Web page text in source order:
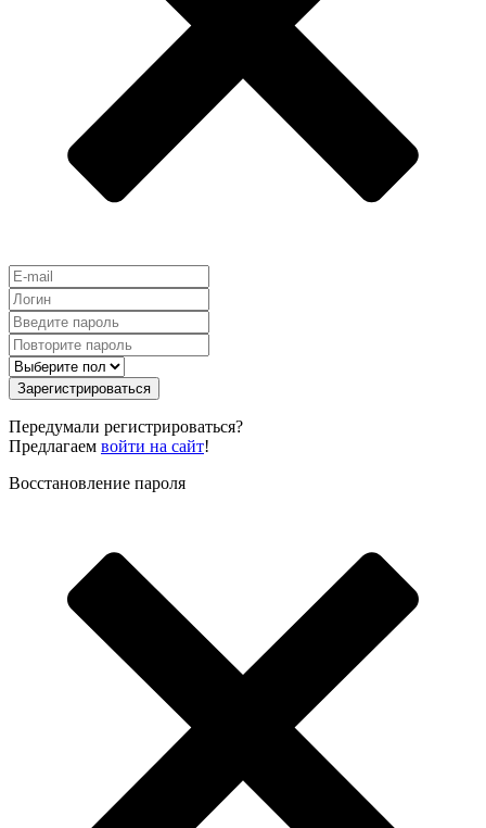
Зарегистрироваться
Передумали регистрироваться?
Предлагаем войти на сайт!
Восстановление пароля